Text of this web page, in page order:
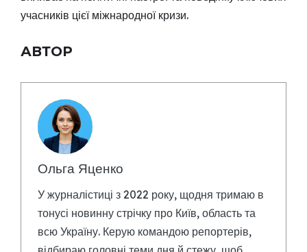
учасників цієї міжнародної кризи.
АВТОР
Ольга Яценко
У журналістиці з 2022 року, щодня тримаю в
тонусі новинну стрічку про Київ, область та
всю Україну. Керую командою репортерів,